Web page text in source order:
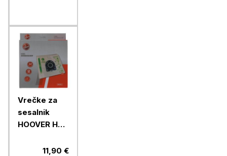
Vrečke za
sesalnik
HOOVER H85
11,90 €